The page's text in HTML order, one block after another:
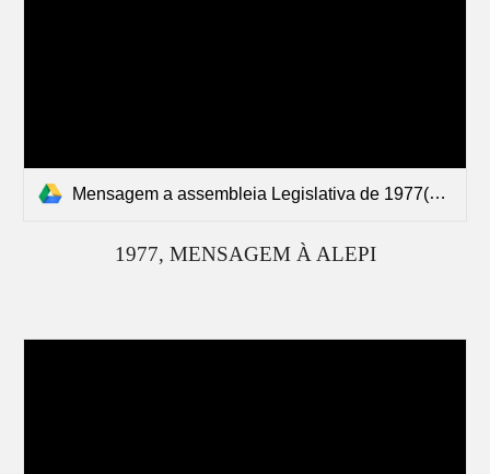
Mensagem a assembleia Legislativa de 1977(1).pdf
1977, MENSAGEM À ALEPI